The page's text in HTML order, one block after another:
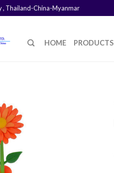
, Thailand-China-Myanmar
HOME PRODUCTS